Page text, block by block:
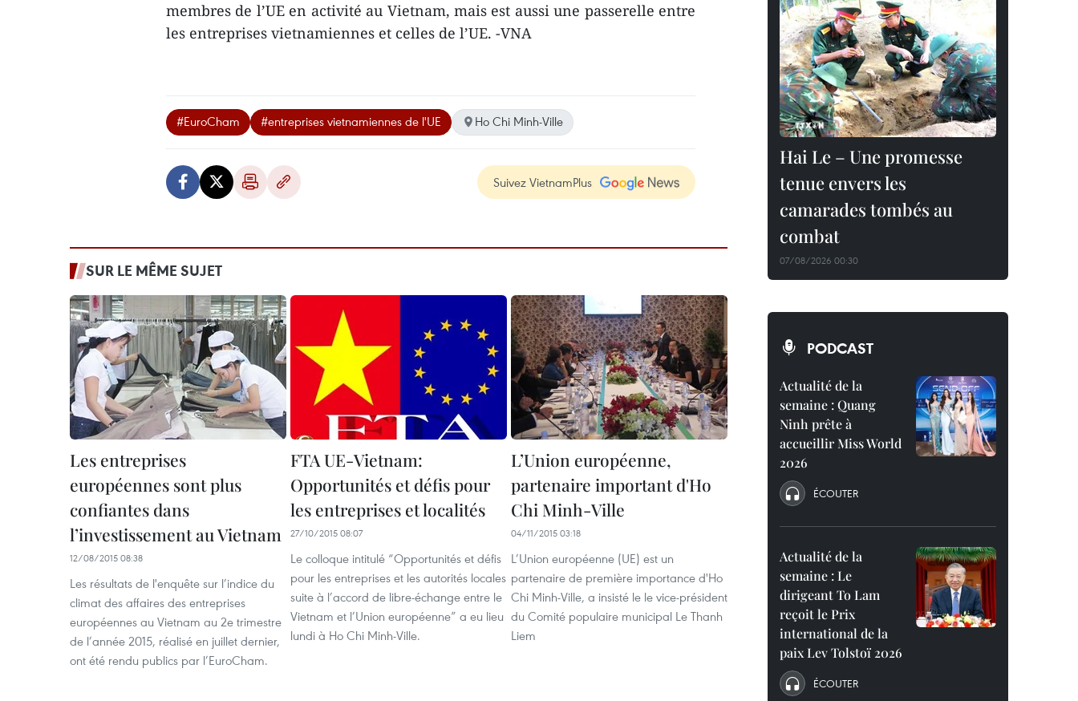
membres de l’UE en activité au Vietnam, mais ​est aussi une passerelle ​entre
les entreprises vietnamiennes ​et celles de l’UE. -VNA
#EuroCham #entreprises vietnamiennes de l'UE Ho Chi Minh-Ville
Suivez VietnamPlus
SUR LE MÊME SUJET
Les entreprises
européennes sont plus
confiantes dans
l’investissement au Vietnam
12/08/2015 08:38
Les résultats de l'enquête sur l’indice du
climat des affaires des entreprises
européennes au Vietnam au 2e trimestre
de l’année 2015, réalisé en juillet dernier,
ont été rendu publics par l’EuroCham.
FTA UE-Vietnam:
Opportunités et défis pour
les entreprises et localités
27/10/2015 08:07
Le colloque intitulé “Opportunités et défis
pour les entreprises et les autorités locales
suite à l’accord de libre-échange entre le
Vietnam et l’Union européenne” a eu lieu
lundi à Ho Chi Minh-Ville.
L’Union européenne,
partenaire important d'Ho
Chi Minh-Ville
04/11/2015 03:18
L’Union européenne (UE) est un
partenaire de première importance d'Ho
Chi Minh-Ville, a insisté le le vice-président
du Comité populaire municipal Le Thanh
Liem
Hai Le – Une promesse
tenue envers les
camarades tombés au
combat
07/08/2026 00:30
PODCAST
Actualité de la
semaine : Quang
Ninh prête à
accueillir Miss World
2026
ÉCOUTER
Actualité de la
semaine : Le
dirigeant To Lam
reçoit le Prix
international de la
paix Lev Tolstoï 2026
ÉCOUTER